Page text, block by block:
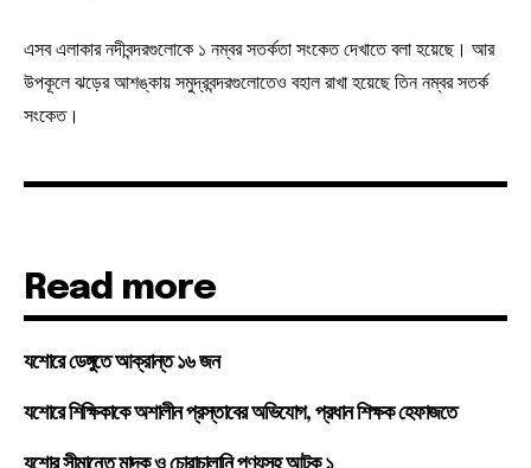
এসব এলাকার নদীবন্দরগুলোকে ১ নম্বর সতর্কতা সংকেত দেখাতে বলা হয়েছে। আর
উপকূলে ঝড়ের আশঙ্কায় সমুদ্রবন্দরগুলোতেও বহাল রাখা হয়েছে তিন নম্বর সতর্ক
সংকেত।
Read more
যশোরে ডেঙ্গুতে আক্রান্ত ১৬ জন
যশোরে শিক্ষিকাকে অশালীন প্রস্তাবের অভিযোগ, প্রধান শিক্ষক হেফাজতে